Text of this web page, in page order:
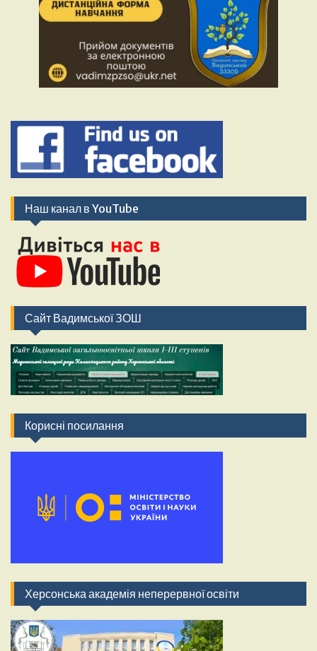
Наш канал в YouTube
Сайт Вадимської ЗОШ
Корисні посилання
Херсонська академія неперервної освіти